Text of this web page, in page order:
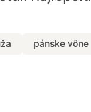
pánske vône